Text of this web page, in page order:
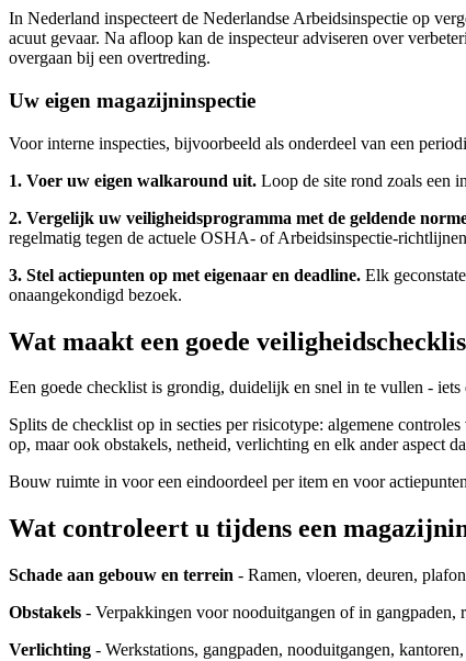
In Nederland inspecteert de Nederlandse Arbeidsinspectie op
acuut gevaar. Na afloop kan de inspecteur adviseren over
overgaan bij een overtreding.
Uw eigen magazijninspectie
Voor interne inspecties, bijvoorbeeld als onderdeel van een
1. Voer uw eigen walkaround uit. Loop de site rond zoals een
2. Vergelijk uw veiligheidsprogramma met de geldende
regelmatig tegen de actuele OSHA- of Arbeidsinspectie-
3. Stel actiepunten op met eigenaar en deadline. Elk
onaangekondigd bezoek.
Wat maakt een goede
Een goede checklist is grondig, duidelijk en snel in te vullen -
Splits de checklist op in secties per risicotype: algemene
op, maar ook obstakels, netheid, verlichting en elk ander aspect
Bouw ruimte in voor een eindoordeel per item en voor
Wat controleert u tijdens een
Schade aan gebouw en terrein - Ramen, vloeren, deuren,
Obstakels - Verpakkingen voor nooduitgangen of in gangpaden,
Verlichting - Werkstations, gangpaden, nooduitgangen,